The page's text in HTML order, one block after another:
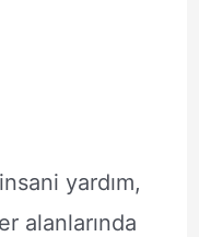
yardım,
alanlarında